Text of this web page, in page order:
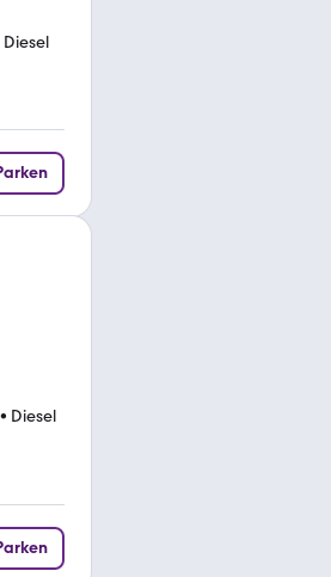
Diesel
• Diesel